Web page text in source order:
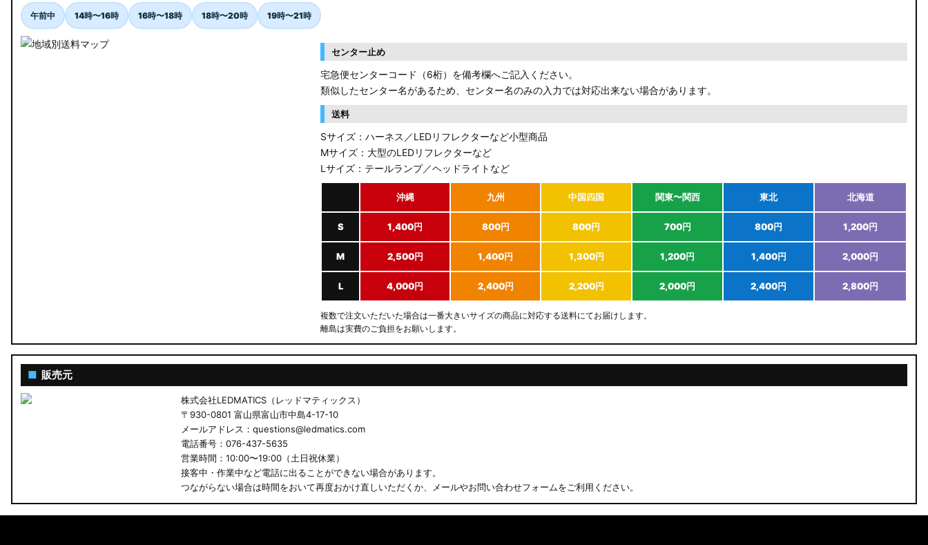
GR フィット
GP5/6 GK3〜6 フィット
GN0W アウトランダー
GK1W/GK9W エクリプスクロス
CV1W デリカD:5
B34W/B35W/B37W/B38W ekクロススペース
午前中 14時〜16時 16時〜18時 18時〜20時 19時〜21時
センター止め
宅急便センターコード（6桁）を備考欄へご記入ください。
類似したセンター名があるため、センター名のみの入力では対応出来ない場合があります。
送料
Sサイズ：ハーネス／LEDリフレクターなど小型商品
Mサイズ：大型のLEDリフレクターなど
Lサイズ：テールランプ／ヘッドライトなど
沖縄 九州 中国四国 関東〜関西 東北 北海道
S 1,400円 800円 800円 700円 800円 1,200円
M 2,500円 1,400円 1,300円 1,200円 1,400円 2,000円
L 4,000円 2,400円 2,200円 2,000円 2,400円 2,800円
複数で注文いただいた場合は一番大きいサイズの商品に対応する送料にてお届けします。
離島は実費のご負担をお願いします。
■ 販売元
株式会社LEDMATICS（レッドマティックス）
〒930-0801 富山県富山市中島4-17-10
メールアドレス：questions@ledmatics.com
電話番号：076-437-5635
営業時間：10:00〜19:00（土日祝休業）
接客中・作業中など電話に出ることができない場合があります。
つながらない場合は時間をおいて再度おかけ直しいただくか、メールやお問い合わせフォームをご利用ください。